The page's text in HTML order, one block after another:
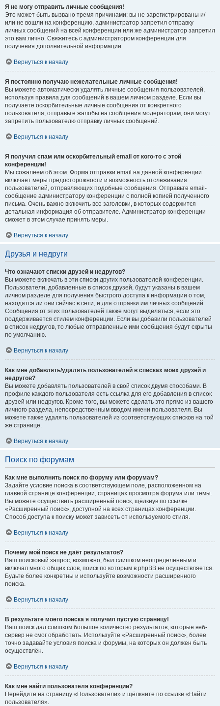
Я не могу отправить личные сообщения!
Это может быть вызвано тремя причинами: вы не зарегистрированы и/
или не вошли на конференцию, администратор запретил отправку
личных сообщений на всей конференции или же администратор запретил
это вам лично. Свяжитесь с администратором конференции для
получения дополнительной информации.
Вернуться к началу
Я постоянно получаю нежелательные личные сообщения!
Вы можете автоматически удалять личные сообщения пользователей,
используя правила для сообщений в вашем личном разделе. Если вы
получаете оскорбительные личные сообщения от конкретного
пользователя, отправьте жалобы на сообщения модераторам; они могут
запретить пользователю отправку личных сообщений.
Вернуться к началу
Я получил спам или оскорбительный email от кого-то с этой
конференции!
Мы сожалеем об этом. Форма отправки email на данной конференции
включает меры предосторожности и возможность отслеживания
пользователей, отправляющих подобные сообщения. Отправьте email-
сообщение администратору конференции с полной копией полученного
письма. Очень важно включить все заголовки, в которых содержится
детальная информация об отправителе. Администратор конференции
сможет в этом случае принять меры.
Вернуться к началу
Друзья и недруги
Что означают списки друзей и недругов?
Вы можете включать в эти списки других пользователей конференции.
Пользователи, добавленные в список друзей, будут указаны в вашем
личном разделе для получения быстрого доступа к информации о том,
находятся ли они сейчас в сети, и для отправки им личных сообщений.
Сообщения от этих пользователей также могут выделяться, если это
поддерживается стилем конференции. Если вы добавили пользователей
в список недругов, то любые отправленные ими сообщения будут скрыты
по умолчанию.
Вернуться к началу
Как мне добавлять/удалять пользователей в списках моих друзей и
недругов?
Вы можете добавлять пользователей в свой список двумя способами. В
профиле каждого пользователя есть ссылка для его добавления в список
друзей или недругов. Кроме того, вы можете сделать это прямо из вашего
личного раздела, непосредственным вводом имени пользователя. Вы
можете также удалять пользователей из соответствующих списков на той
же странице.
Вернуться к началу
Поиск по форумам
Как мне выполнить поиск по форуму или форумам?
Задайте условие поиска в соответствующем поле, расположенном на
главной странице конференции, страницах просмотра форума или темы.
Вы можете осуществить расширенный поиск, щёлкнув по ссылке
«Расширенный поиск», доступной на всех страницах конференции.
Способ доступа к поиску может зависеть от используемого стиля.
Вернуться к началу
Почему мой поиск не даёт результатов?
Ваш поисковый запрос, возможно, был слишком неопределённым и
включал много общих слов, поиск по которым в phpBB не осуществляется.
Будьте более конкретны и используйте возможности расширенного
поиска.
Вернуться к началу
В результате моего поиска я получил пустую страницу!
Ваш поиск дал слишком большое количество результатов, которые веб-
сервер не смог обработать. Используйте «Расширенный поиск», более
точно задавайте условия поиска и форумы, на которых он должен быть
осуществлён.
Вернуться к началу
Как мне найти пользователя конференции?
Перейдите на страницу «Пользователи» и щёлкните по ссылке «Найти
пользователя».